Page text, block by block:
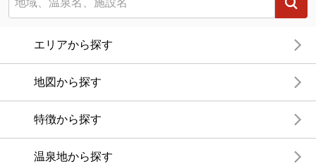
エリアから探す
地図から探す
特徴から探す
温泉地から探す